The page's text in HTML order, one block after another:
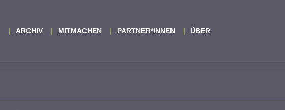
ARCHIV MITMACHEN PARTNER*INNEN ÜBER